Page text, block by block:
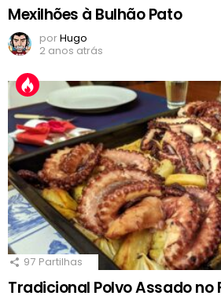
Mexilhões à Bulhão Pato
porHugo
2 anos atrás
97 Partilhas
Tradicional Polvo Assado no